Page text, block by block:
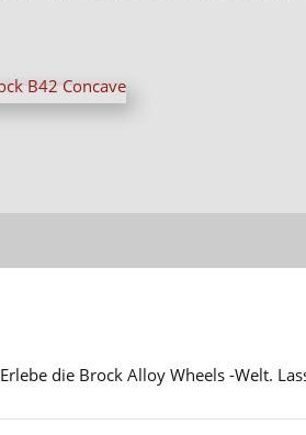
Erlebe die Brock Alloy Wheels -Welt.